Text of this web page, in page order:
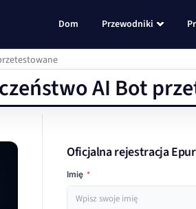
Dom Przewodniki
AI Bot
Oficjalna rejestracja
Imię *